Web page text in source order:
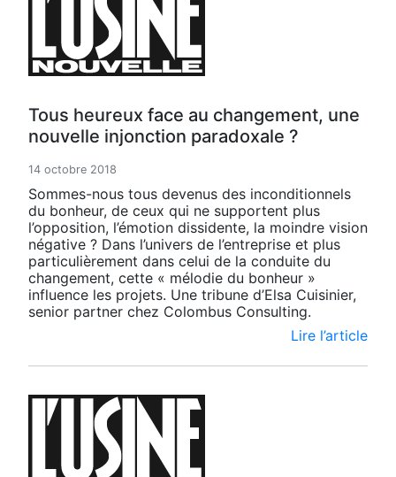
Tous heureux face au changement, une
nouvelle injonction paradoxale ?
14 octobre 2018
Sommes-nous tous devenus des inconditionnels
du bonheur, de ceux qui ne supportent plus
l’opposition, l’émotion dissidente, la moindre vision
négative ? Dans l’univers de l’entreprise et plus
particulièrement dans celui de la conduite du
changement, cette « mélodie du bonheur »
influence les projets. Une tribune d’Elsa Cuisinier,
senior partner chez Colombus Consulting.
Lire l’article